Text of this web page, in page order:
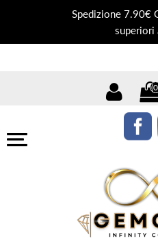
Spedizione 7.90€
superiori